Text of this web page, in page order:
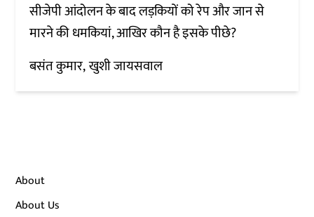
सीजेपी आंदोलन के बाद लड़कियों को रेप और जान से
मारने की धमकियां, आखिर कौन है इसके पीछे?
बसंत कुमार खुशी जायसवाल
About
About Us